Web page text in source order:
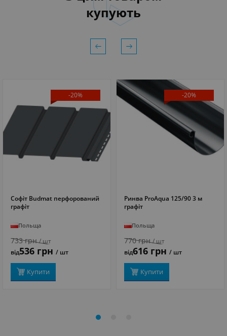
купують
-20%
ДЕТАЛЬНІШЕ
Софіт Budmat перфорований
графіт
Польща
733 грн/ шт
від536 грн / шт
Купити
-20%
ДЕТАЛЬНІШЕ
Ринва ProAqua 125/90 3 м
графіт
Польща
770 грн/ шт
від616 грн / шт
Купити